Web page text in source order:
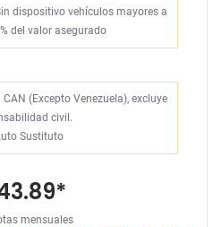
dispositivo vehículos mayores a
del valor asegurado
(Excepto Venezuela), excluye
civil.
Sustituto
*
mensuales